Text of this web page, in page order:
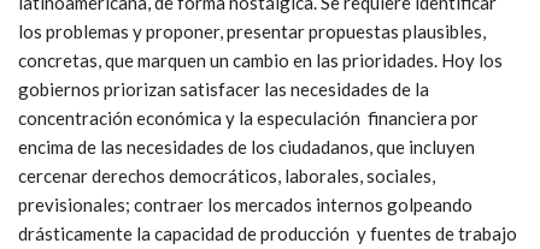
los problemas y proponer, presentar propuestas plausibles,
concretas, que marquen un cambio en las prioridades. Hoy los
gobiernos priorizan satisfacer las necesidades de la
concentración económica y la especulación financiera por
encima de las necesidades de los ciudadanos, que incluyen
cercenar derechos democráticos, laborales, sociales,
previsionales; contraer los mercados internos golpeando
drásticamente la capacidad de producción y fuentes de trabajo